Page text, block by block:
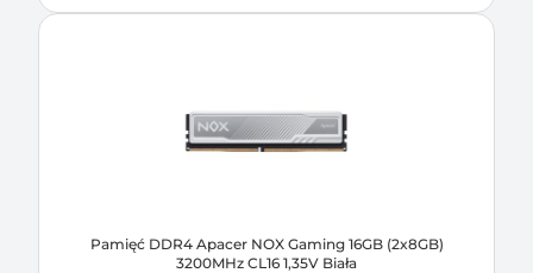
Pamięć DDR4 Apacer NOX Gaming 16GB (2x8GB)
3200MHz CL16 1,35V Biała